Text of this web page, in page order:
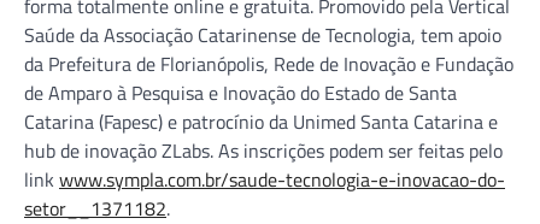
Saúde da Associação Catarinense de Tecnologia, tem apoio
da Prefeitura de Florianópolis, Rede de Inovação e Fundação
de Amparo à Pesquisa e Inovação do Estado de Santa
Catarina (Fapesc) e patrocínio da Unimed Santa Catarina e
hub de inovação ZLabs. As inscrições podem ser feitas pelo
link www.sympla.com.br/saude-tecnologia-e-inovacao-do-
setor__1371182.